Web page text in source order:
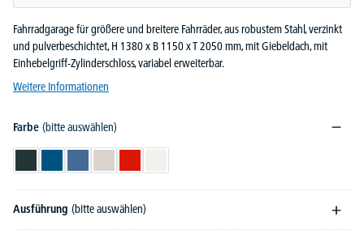
Fahrradgarage für größere und breitere Fahrräder, aus robustem Stahl, verzinkt
und pulverbeschichtet, H 1380 x B 1150 x T 2050 mm, mit Giebeldach, mit
Einhebelgriff-Zylinderschloss, variabel erweiterbar.
Weitere Informationen
Farbe (bitte auswählen)
Ausführung (bitte auswählen)